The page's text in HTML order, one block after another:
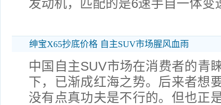
发动机，匹配的是6速手自一体变
绅宝X65抄底价格 自主SUV市场腥风血雨
中国自主SUV市场在消费者的青
下，已渐成红海之势。后来者想
没有点真功夫是不行的。但也正